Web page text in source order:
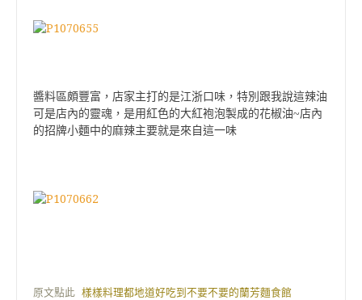
醬料區頗豐富，店家主打的是江浙口味，特別跟我說這辣油
可是店內的靈魂 ，是用紅色的大紅袍泡製成的花椒油~店內
的招牌小麵中的麻辣主要就是來自這一味
原文點此 樣樣料理都地道好吃到不要不要的蘭芳麵食館